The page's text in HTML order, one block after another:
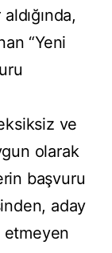
“Yeni
ve
olarak
başvuru
aday
etmeyen